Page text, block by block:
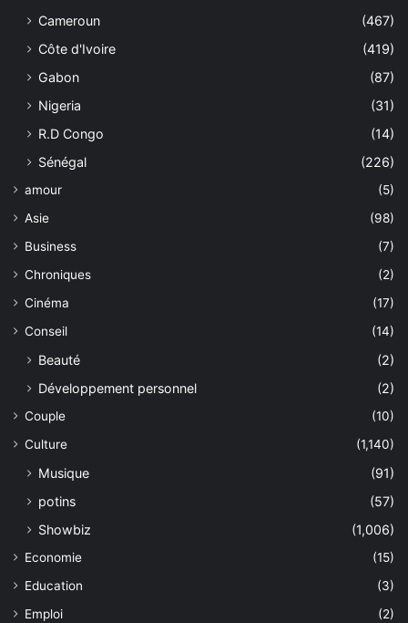
Cameroun
(467)
Côte d'Ivoire
(419)
Gabon
(87)
Nigeria
(31)
R.D Congo
(14)
Sénégal
(226)
amour
(5)
Asie
(98)
Business
(7)
Chroniques
(2)
Cinéma
(17)
Conseil
(14)
Beauté
(2)
Développement personnel
(2)
Couple
(10)
Culture
(1,140)
Musique
(91)
potins
(57)
Showbiz
(1,006)
Economie
(15)
Education
(3)
Emploi
(2)